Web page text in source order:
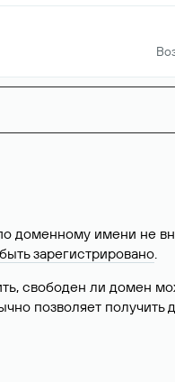
доменному имени не
зарегистрировано.
свободен ли домен
позволяет получить